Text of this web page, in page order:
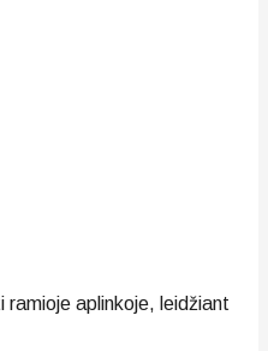
aplinkoje, leidžiant